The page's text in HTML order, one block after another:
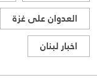
العدوان على غزة
اخبار لبنان